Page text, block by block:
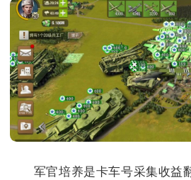
军官培养是卡车号采集收益